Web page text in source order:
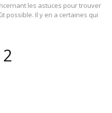
les astuces pour trouver
possible. Il y en a certaines qui
Page
2